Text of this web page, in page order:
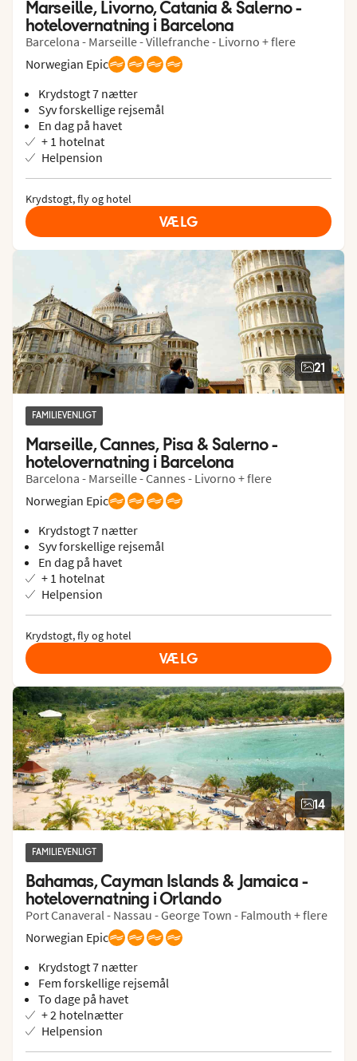
Marseille, Livorno, Catania & Salerno -
hotelovernatning i Barcelona
Barcelona - Marseille - Villefranche - Livorno + flere
Norwegian Epic
Krydstogt 7 nætter
Syv forskellige rejsemål
En dag på havet
+ 1 hotelnat
Helpension
Krydstogt, fly og hotel
VÆLG
21
FAMILIEVENLIGT
Marseille, Cannes, Pisa & Salerno -
hotelovernatning i Barcelona
Barcelona - Marseille - Cannes - Livorno + flere
Norwegian Epic
Krydstogt 7 nætter
Syv forskellige rejsemål
En dag på havet
+ 1 hotelnat
Helpension
Krydstogt, fly og hotel
VÆLG
14
FAMILIEVENLIGT
Bahamas, Cayman Islands & Jamaica -
hotelovernatning i Orlando
Port Canaveral - Nassau - George Town - Falmouth + flere
Norwegian Epic
Krydstogt 7 nætter
Fem forskellige rejsemål
To dage på havet
+ 2 hotelnætter
Helpension